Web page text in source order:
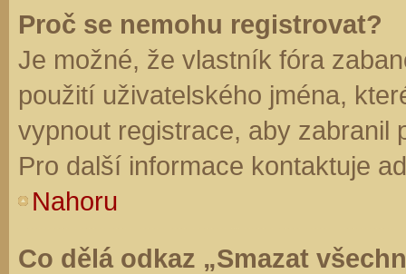
Proč se nemohu registrovat?
Je možné, že vlastník fóra
použití uživatelského jména,
vypnout registrace, aby zabranil
Pro další informace kontaktuje
Nahoru
Co dělá odkaz „Smazat